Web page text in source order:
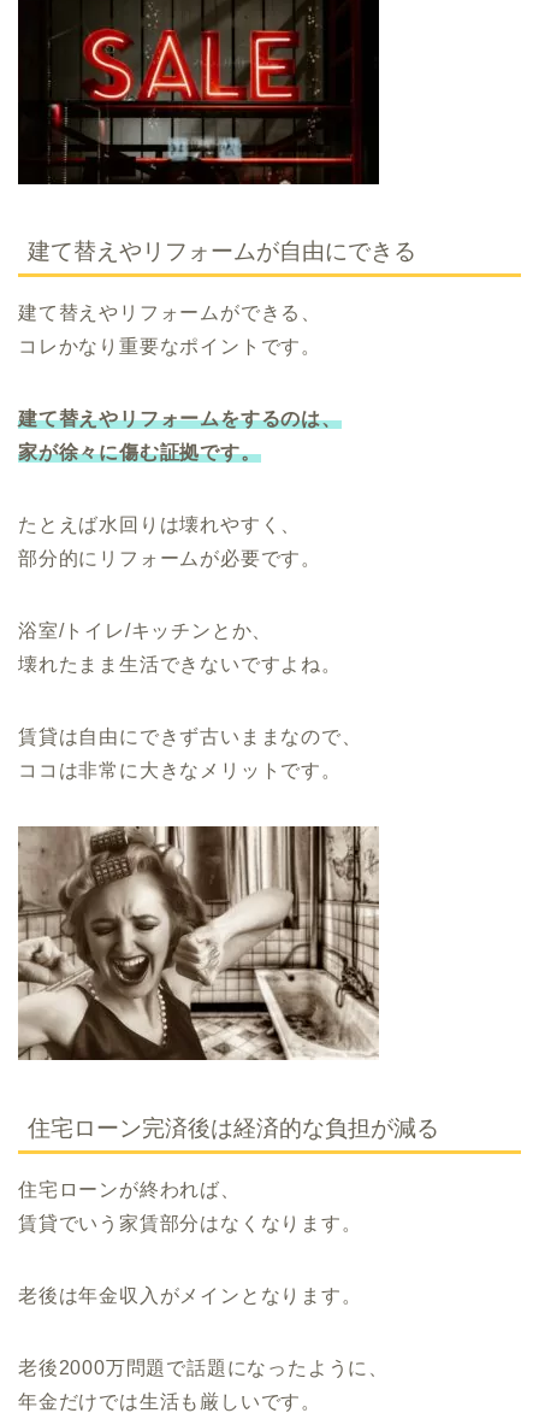
建て替えやリフォームが自由にできる
建て替えやリフォームができる、
コレかなり重要なポイントです。
建て替えやリフォームをするのは、
家が徐々に傷む証拠です。
たとえば水回りは壊れやすく、
部分的にリフォームが必要です。
浴室/トイレ/キッチンとか、
壊れたまま生活できないですよね。
賃貸は自由にできず古いままなので、
ココは非常に大きなメリットです。
住宅ローン完済後は経済的な負担が減る
住宅ローンが終われば、
賃貸でいう家賃部分はなくなります。
老後は年金収入がメインとなります。
老後2000万問題で話題になったように、
年金だけでは生活も厳しいです。